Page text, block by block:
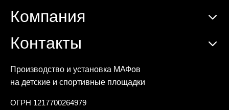
Производство и установка МАФов
на детские и спортивные площадки
ОГРН 1217700264979
Компания
Контакты